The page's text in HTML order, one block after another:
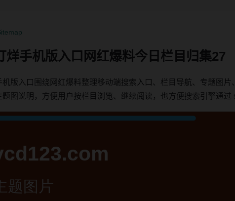
烊手机版入口网红爆料今日栏目归集27
机版入口围绕网红爆料整理移动端搜索入口、栏目导航、专题图片
题图说明，方便用户按栏目浏览、继续阅读，也方便搜索引擎通过